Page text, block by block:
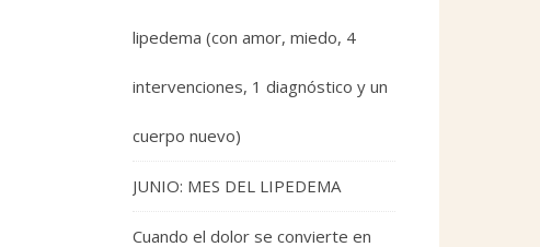
lipedema (con amor, miedo, 4
intervenciones, 1 diagnóstico y un
cuerpo nuevo)
JUNIO: MES DEL LIPEDEMA
Cuando el dolor se convierte en